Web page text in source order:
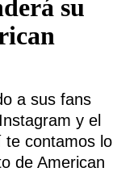
su
a sus fans
y el
te contamos lo
de American